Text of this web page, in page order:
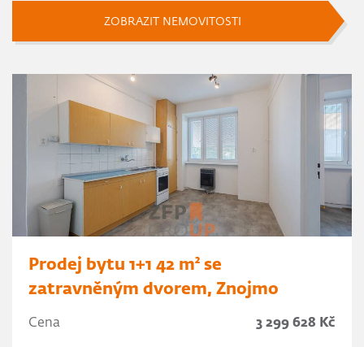
ZOBRAZIT NEMOVITOSTI
Prodej bytu 1+1 42 m² se
zatravněným dvorem, Znojmo
Cena 3 299 628 Kč